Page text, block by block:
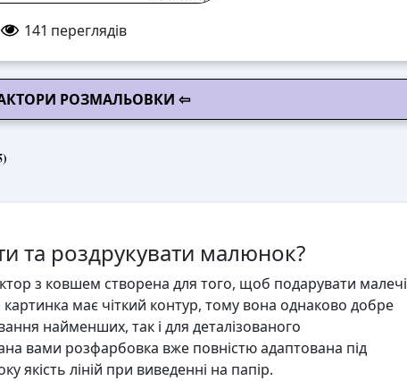
141 переглядів
РОЗМАЛЬОВКИ ⇦
та роздрукувати малюнок?
з ковшем створена для того, щоб подарувати малечі
картинка має чіткий контур, тому вона однаково добре
найменших, так і для деталізованого
вами розфарбовка вже повністю адаптована під
якість ліній при виведенні на папір.